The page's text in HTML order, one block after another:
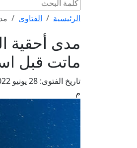
الرئيسية الفتاوى
مدى أحقية
ماتت قبل
تاريخ الفتوى:
28
م